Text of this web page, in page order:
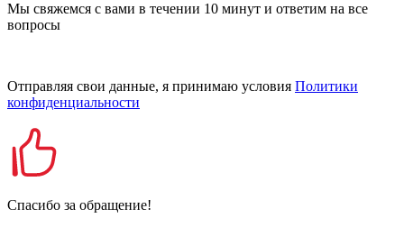
Мы свяжемся с вами в течении 10 минут и ответим на все
вопросы
Отправляя свои данные, я принимаю условия Политики
конфиденциальности
Спасибо за обращение!